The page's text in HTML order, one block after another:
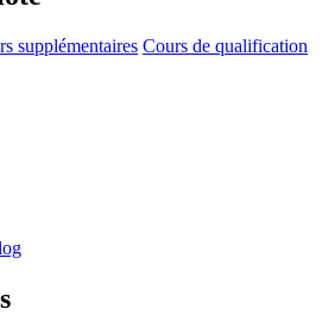
supplémentaires Cours de qualification